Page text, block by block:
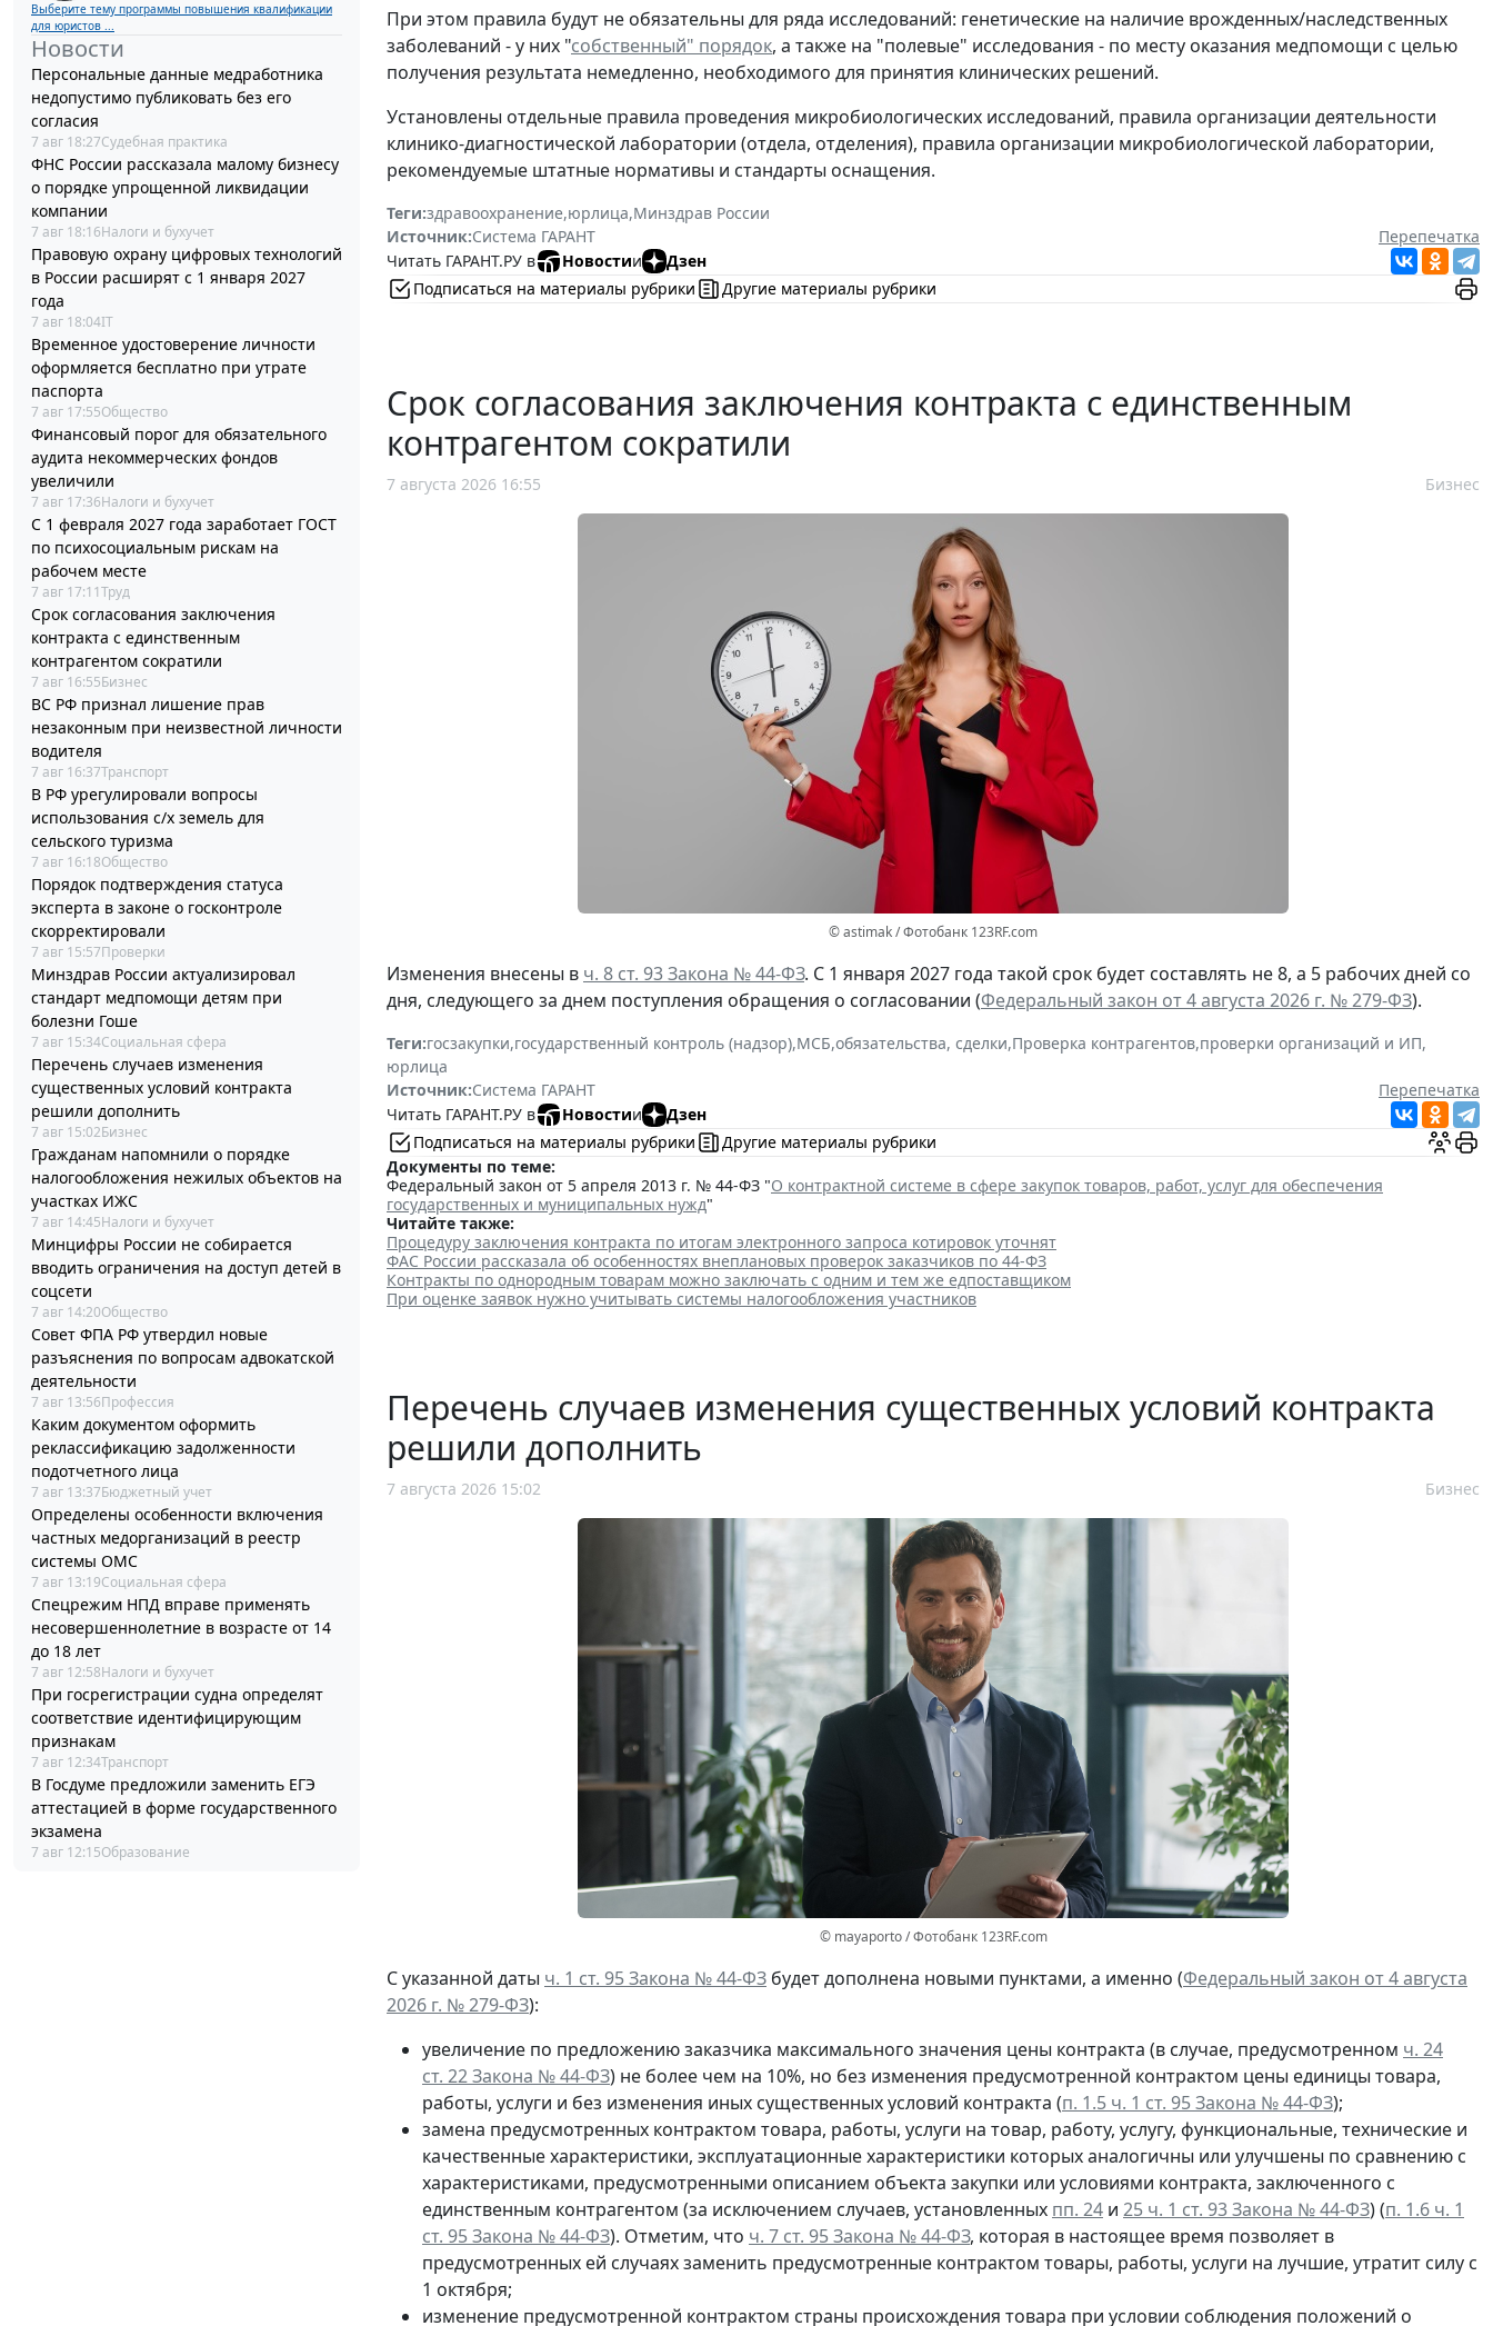
Выберите тему программы повышения квалификации
для юристов ...
Новости
Персональные данные медработника
недопустимо публиковать без его
согласия
7 авг 18:27Судебная практика
ФНС России рассказала малому бизнесу
о порядке упрощенной ликвидации
компании
7 авг 18:16Налоги и бухучет
Правовую охрану цифровых технологий
в России расширят с 1 января 2027
года
7 авг 18:04IT
Временное удостоверение личности
оформляется бесплатно при утрате
паспорта
7 авг 17:55Общество
Финансовый порог для обязательного
аудита некоммерческих фондов
увеличили
7 авг 17:36Налоги и бухучет
С 1 февраля 2027 года заработает ГОСТ
по психосоциальным рискам на
рабочем месте
7 авг 17:11Труд
Срок согласования заключения
контракта с единственным
контрагентом сократили
7 авг 16:55Бизнес
ВС РФ признал лишение прав
незаконным при неизвестной личности
водителя
7 авг 16:37Транспорт
В РФ урегулировали вопросы
использования с/х земель для
сельского туризма
7 авг 16:18Общество
Порядок подтверждения статуса
эксперта в законе о госконтроле
скорректировали
7 авг 15:57Проверки
Минздрав России актуализировал
стандарт медпомощи детям при
болезни Гоше
7 авг 15:34Социальная сфера
Перечень случаев изменения
существенных условий контракта
решили дополнить
7 авг 15:02Бизнес
Гражданам напомнили о порядке
налогообложения нежилых объектов на
участках ИЖС
7 авг 14:45Налоги и бухучет
Минцифры России не собирается
вводить ограничения на доступ детей в
соцсети
7 авг 14:20Общество
Совет ФПА РФ утвердил новые
разъяснения по вопросам адвокатской
деятельности
7 авг 13:56Профессия
Каким документом оформить
реклассификацию задолженности
подотчетного лица
7 авг 13:37Бюджетный учет
Определены особенности включения
частных медорганизаций в реестр
системы ОМС
7 авг 13:19Социальная сфера
Спецрежим НПД вправе применять
несовершеннолетние в возрасте от 14
до 18 лет
7 авг 12:58Налоги и бухучет
При госрегистрации судна определят
соответствие идентифицирующим
признакам
7 авг 12:34Транспорт
В Госдуме предложили заменить ЕГЭ
аттестацией в форме государственного
экзамена
7 авг 12:15Образование
При этом правила будут не обязательны для ряда исследований: генетические на наличие врожденных/наследственных
заболеваний - у них "собственный" порядок, а также на "полевые" исследования - по месту оказания медпомощи с целью
получения результата немедленно, необходимого для принятия клинических решений.
Установлены отдельные правила проведения микробиологических исследований, правила организации деятельности
клинико-диагностической лаборатории (отдела, отделения), правила организации микробиологической лаборатории,
рекомендуемые штатные нормативы и стандарты оснащения.
Теги:здравоохранение,юрлица,Минздрав России
Источник:Система ГАРАНТ
Перепечатка
Читать ГАРАНТ.РУ в
Новостии
Дзен
Подписаться на материалы рубрики
Другие материалы рубрики
Срок согласования заключения контракта с единственным
контрагентом сократили
7 августа 2026 16:55 Бизнес
© astimak / Фотобанк 123RF.com
Изменения внесены в ч. 8 ст. 93 Закона № 44-ФЗ. С 1 января 2027 года такой срок будет составлять не 8, а 5 рабочих дней со
дня, следующего за днем поступления обращения о согласовании (Федеральный закон от 4 августа 2026 г. № 279-ФЗ).
Теги:госзакупки,государственный контроль (надзор),МСБ,обязательства, сделки,Проверка контрагентов,проверки организаций и ИП,
юрлица
Источник:Система ГАРАНТ
Перепечатка
Читать ГАРАНТ.РУ в
Новостии
Дзен
Подписаться на материалы рубрики
Другие материалы рубрики
Документы по теме:
Федеральный закон от 5 апреля 2013 г. № 44-ФЗ "О контрактной системе в сфере закупок товаров, работ, услуг для обеспечения
государственных и муниципальных нужд"
Читайте также:
Процедуру заключения контракта по итогам электронного запроса котировок уточнят
ФАС России рассказала об особенностях внеплановых проверок заказчиков по 44-ФЗ
Контракты по однородным товарам можно заключать с одним и тем же едпоставщиком
При оценке заявок нужно учитывать системы налогообложения участников
Перечень случаев изменения существенных условий контракта
решили дополнить
7 августа 2026 15:02 Бизнес
© mayaporto / Фотобанк 123RF.com
С указанной даты ч. 1 ст. 95 Закона № 44-ФЗ будет дополнена новыми пунктами, а именно (Федеральный закон от 4 августа
2026 г. № 279-ФЗ):
увеличение по предложению заказчика максимального значения цены контракта (в случае, предусмотренном ч. 24
ст. 22 Закона № 44-ФЗ) не более чем на 10%, но без изменения предусмотренной контрактом цены единицы товара,
работы, услуги и без изменения иных существенных условий контракта (п. 1.5 ч. 1 ст. 95 Закона № 44-ФЗ);
замена предусмотренных контрактом товара, работы, услуги на товар, работу, услугу, функциональные, технические и
качественные характеристики, эксплуатационные характеристики которых аналогичны или улучшены по сравнению с
характеристиками, предусмотренными описанием объекта закупки или условиями контракта, заключенного с
единственным контрагентом (за исключением случаев, установленных пп. 24 и 25 ч. 1 ст. 93 Закона № 44-ФЗ) (п. 1.6 ч. 1
ст. 95 Закона № 44-ФЗ). Отметим, что ч. 7 ст. 95 Закона № 44-ФЗ, которая в настоящее время позволяет в
предусмотренных ей случаях заменить предусмотренные контрактом товары, работы, услуги на лучшие, утратит силу с
1 октября;
изменение предусмотренной контрактом страны происхождения товара при условии соблюдения положений о